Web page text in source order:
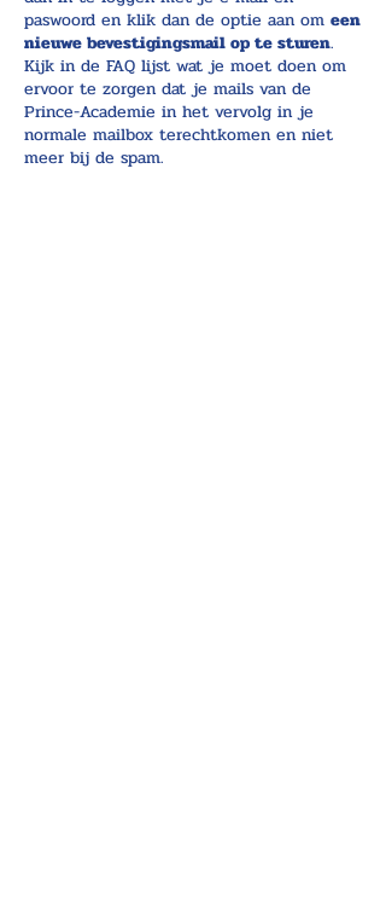
paswoord en klik dan de optie aan om een
nieuwe bevestigingsmail op te sturen.
Kijk in de FAQ lijst wat je moet doen om
ervoor te zorgen dat je mails van de
Prince-Academie in het vervolg in je
normale mailbox terechtkomen en niet
meer bij de spam.